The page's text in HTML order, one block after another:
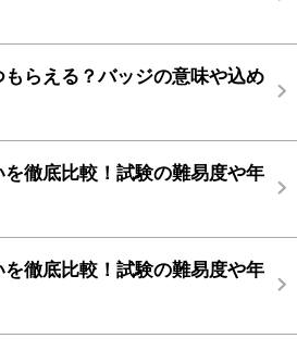
らえる？バッジの意味や込め
徹底比較！試験の難易度や年
徹底比較！試験の難易度や年